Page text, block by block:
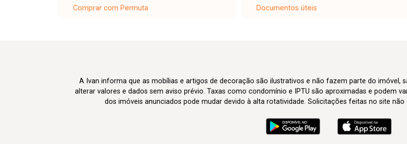
Comprar com Permuta
Documentos úteis
A Ivan informa que as mobílias e artigos de decoração são ilustrativos e não fazem parte do imóvel,
alterar valores e dados sem aviso prévio. Taxas como condomínio e IPTU são aproximadas e podem
dos imóveis anunciados pode mudar devido à alta rotatividade. Solicitações feitas no site